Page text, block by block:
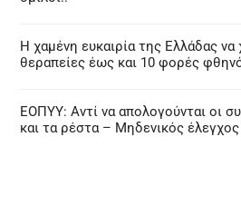
Η χαμένη ευκαιρία της Ελλάδας
θεραπείες έως και 10 φορές
ΕΟΠΥΥ: Αντί να απολογούνται οι
και τα ρέστα – Μηδενικός